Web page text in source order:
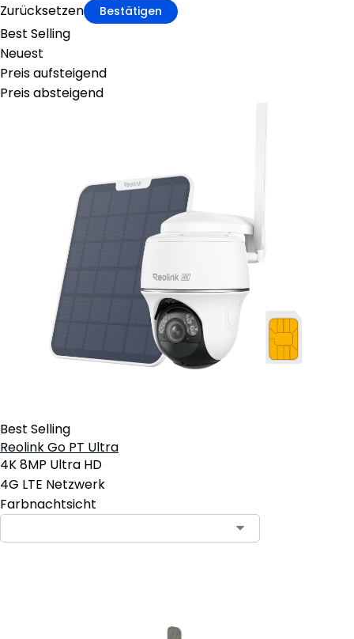
Zurücksetzen Bestätigen
Best Selling
Neuest
Preis aufsteigend
Preis absteigend
Best Selling
Reolink Go PT Ultra
4K 8MP Ultra HD
4G LTE Netzwerk
Farbnachtsicht